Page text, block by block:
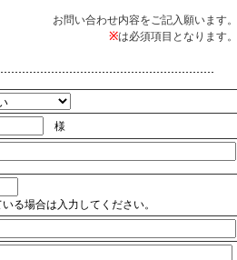
お問い合わせ内容をご記入願います。
※は必須項目となります。
様
る場合は入力してください。